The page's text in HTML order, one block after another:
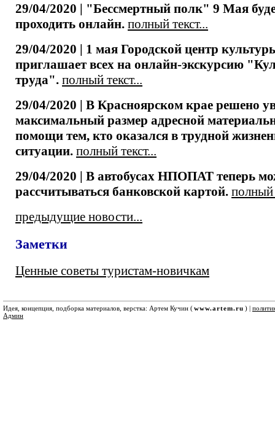
29/04/2020 | "Бессмертный полк" 9 Мая
проходить онлайн. полный текст...
29/04/2020 | 1 мая Городской центр
приглашает всех на онлайн-экскурсию
труда". полный текст...
29/04/2020 | В Красноярском крае решено
максимальный размер адресной
помощи тем, кто оказался в трудной
ситуации. полный текст...
29/04/2020 | В автобусах НПОПАТ теперь
рассчитываться банковской картой. полный
предыдущие новости...
Заметки
Ценные советы туристам-новичкам
Идея, концепция, подборка материалов, верстка: Артем Кучин (www.artem.ru ) |
Админ